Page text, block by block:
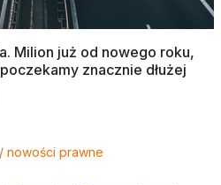
Milion już od nowego roku,
znacznie dłużej
nowości prawne